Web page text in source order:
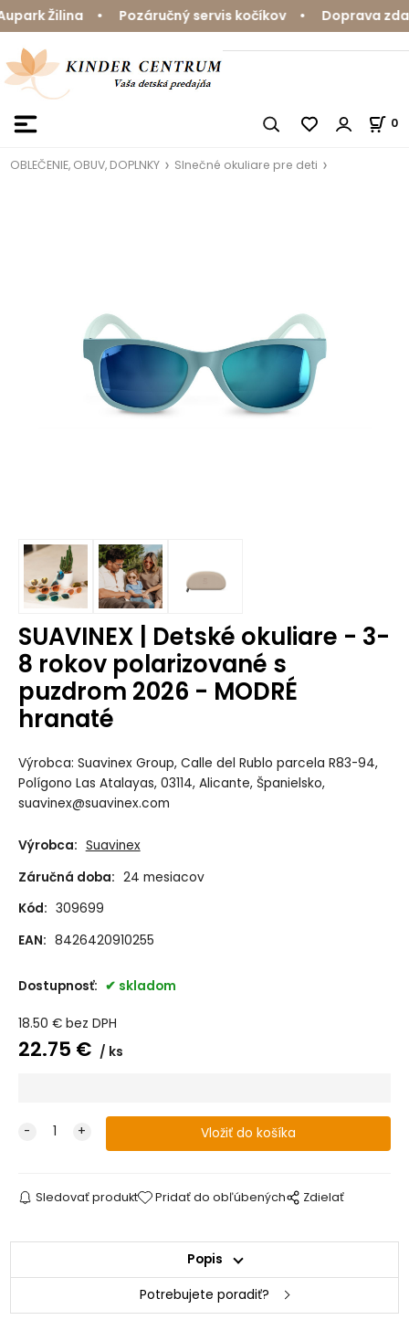
Žilina • Pozáručný servis kočíkov • Doprava
0
OBLEČENIE, OBUV, DOPLNKY Slnečné okuliare pre deti
SUAVINEX | Detské okuliare - 3-
8 rokov polarizované s
puzdrom 2026 - MODRÉ
hranaté
Výrobca: Suavinex Group, Calle del Rublo parcela R83-94,
Polígono Las Atalayas, 03114, Alicante, Španielsko,
suavinex@suavinex.com
Výrobca: Suavinex
Záručná doba: 24 mesiacov
Kód: 309699
EAN: 8426420910255
Dostupnosť: skladom
18.50 € bez DPH
22.75 € ks
Sledovať produkt Pridať do obľúbených Zdielať
Popis
Potrebujete poradiť?